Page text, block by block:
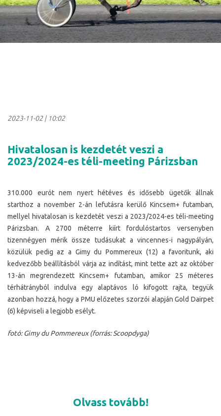
2023-11-02| 10:02
Hivatalosan is kezdetét veszi a
2023/2024-es téli-meeting Párizsban
310.000 eurót nem nyert hétéves és idősebb ügetők állnak
starthoz a november 2-án lefutásra kerülő Kincsem+ futamban,
mellyel hivatalosan is kezdetét veszi a 2023/2024-es téli-meeting
Párizsban. A 2700 méterre kiírt fordulóstartos versenyben
tizennégyen mérik össze tudásukat a vincennes-i nagypályán,
közülük pedig az a Gimy du Pommereux (12) a favoritunk, aki
kedvezőbb beállításból várja az indítást, mint tette azt az október
13-án megrendezett Kincsem+ futamban, amikor 25 méteres
térhátrányból indulva egy alaptávos ló kifogott rajta, tegyük
azonban hozzá, hogy a PMU előzetes szorzói alapján Gold Dairpet
(6) képviseli a legjobb esélyt.
fotó: Gimy du Pommereux (forrás: Scoopdyga)
Olvass tovább!